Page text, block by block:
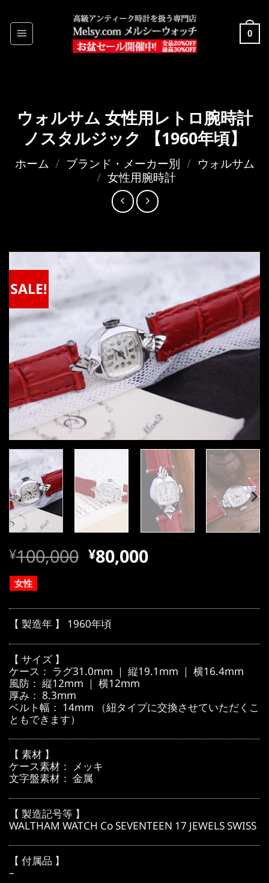
to
content
0
ウォルサム 女性用レトロ腕時計
ノスタルジック 【1960年頃】
ホーム / ブランド・メーカー別 / ウォルサム
/ 女性用腕時計
SALE!
元
の
価
格
は
¥100,000
で
し
た。
¥100,000 現
価
格
は
で
す。
¥80,000
女性
【 製造年 】 1960年頃
【 サイズ 】
ケース： ラグ31.0mm ｜ 縦19.1mm ｜ 横16.4mm
風防： 縦12mm ｜ 横12mm
厚み： 8.3mm
ベルト幅： 14mm （紐タイプに交換させていただくこ
ともできます）
【 素材 】
ケース素材： メッキ
文字盤素材： 金属
【 製造記号等 】
WALTHAM WATCH Co SEVENTEEN 17 JEWELS SWISS
【 付属品 】
–